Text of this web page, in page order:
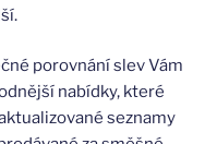
porovnání slev Vám
nabídky, které
seznamy